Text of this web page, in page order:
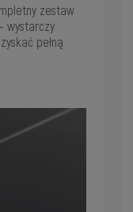
zestaw
wystarczy
pełną